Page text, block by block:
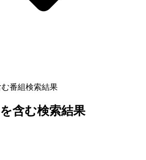
番組検索結果
含む検索結果